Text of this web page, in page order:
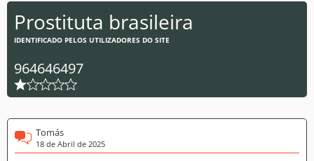
Prostituta brasileira
IDENTIFICADO PELOS UTILIZADORES DO SITE
964646497
Tomás
18 de Abril de 2025